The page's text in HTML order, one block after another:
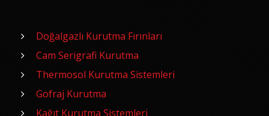
Doğalgazlı Kurutma Fırınları
Cam Serigrafi Kurutma
Thermosol Kurutma Sistemleri
Gofraj Kurutma
Kağıt Kurutma Sistemleri